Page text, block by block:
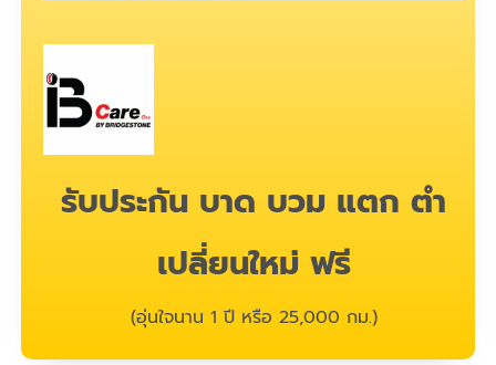
รับประกัน บาด บวม แตก ตำ
เปลี่ยนใหม่ ฟรี
(อุ่นใจนาน 1 ปี หรือ 25,000 กม.)